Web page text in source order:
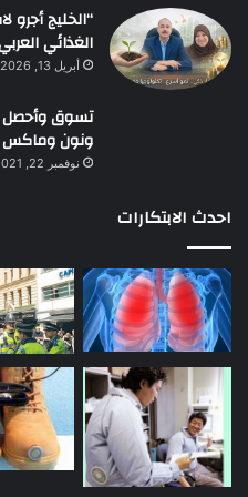
“الخليج
الغذائي
أبريل 13, 2026
تسوق
ونون
نوفمبر 22, 2021
احدث الابتكارات